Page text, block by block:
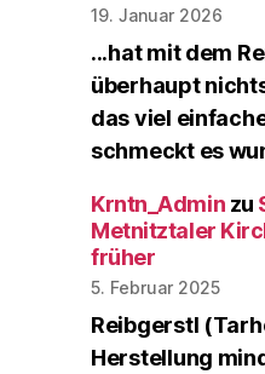
19. Januar 2026
...hat mit dem
überhaupt
das viel
schmeckt es
Krntn_Admin zu
Metnitztaler
früher
5. Februar 2025
Reibgerstl
Herstellung